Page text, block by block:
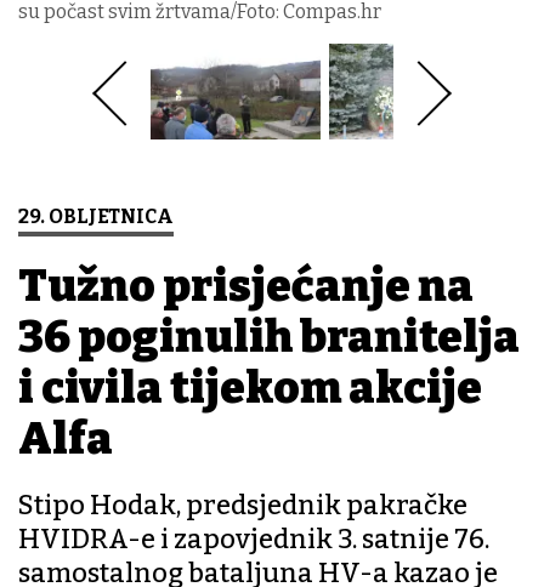
su počast svim žrtvama/Foto: Compas.hr
29. OBLJETNICA
Tužno prisjećanje na
36 poginulih branitelja
i civila tijekom akcije
Alfa
Stipo Hodak, predsjednik pakračke
HVIDRA-e i zapovjednik 3. satnije 76.
samostalnog bataljuna HV-a kazao je